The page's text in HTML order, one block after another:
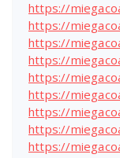
https://
https://
https://
https://
https://
https://
https://
https://
https://